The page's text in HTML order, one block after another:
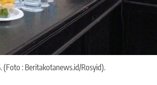
(Foto : Beritakotanews.id/Rosyid).